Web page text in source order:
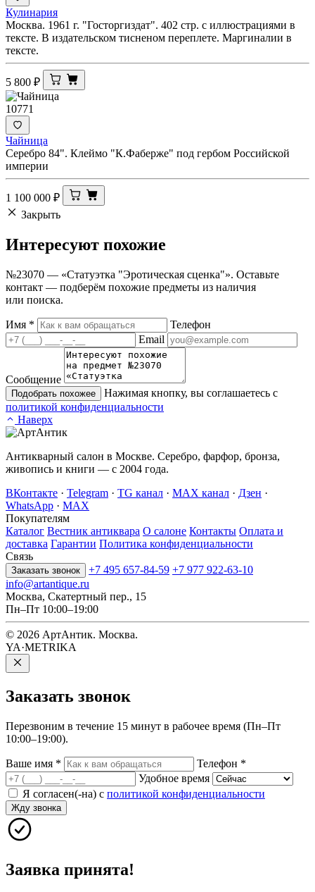
Кулинария
Москва. 1961 г. "Госторгиздат". 402 стр. с иллюстрациями в
тексте. В издательском тисненом переплете. Маргиналии в
тексте.
5 800 ₽
10771
Чайница
Серебро 84". Клеймо "К.Фаберже" под гербом Российской
империи
1 100 000 ₽
Закрыть
Интересуют похожие
№23070 — «Статуэтка "Эротическая сценка"». Оставьте
контакт — подберём похожие предметы из наличия
или поиска.
Имя *
Телефон
Email
Сообщение
Подобрать похожее
Нажимая кнопку, вы соглашаетесь с
политикой конфиденциальности
Наверх
Антикварный салон в Москве. Серебро, фарфор, бронза,
живопись и книги — с 2004 года.
ВКонтакте · Telegram · TG канал · MAX канал · Дзен ·
WhatsApp · MAX
Покупателям
Каталог Вестник антиквара О салоне Контакты Оплата и
доставка Гарантии Политика конфиденциальности
Связь
Заказать звонок +7 495 657-84-59 +7 977 922-63-10
info@artantique.ru
Москва, Скатертный пер., 15
Пн–Пт 10:00–19:00
© 2026 АртАнтик. Москва.
YA·METRIKA
Заказать звонок
Перезвоним в течение 15 минут в рабочее время (Пн–Пт
10:00–19:00).
Ваше имя * Телефон *
Удобное время
Я согласен(-на) с политикой конфиденциальности
Жду звонка
Заявка принята!